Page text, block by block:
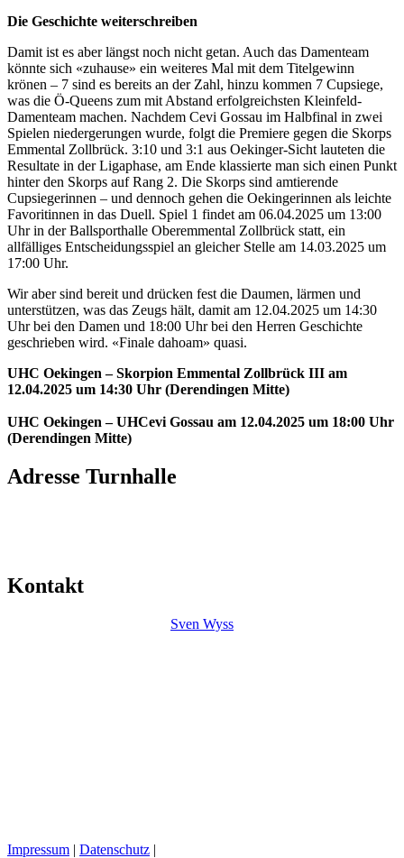
Die Geschichte weiterschreiben
Damit ist es aber längst noch nicht getan. Auch das Damenteam
könnte sich «zuhause» ein weiteres Mal mit dem Titelgewinn
krönen – 7 sind es bereits an der Zahl, hinzu kommen 7 Cupsiege,
was die Ö-Queens zum mit Abstand erfolgreichsten Kleinfeld-
Damenteam machen. Nachdem Cevi Gossau im Halbfinal in zwei
Spielen niedergerungen wurde, folgt die Premiere gegen die Skorps
Emmental Zollbrück. 3:10 und 3:1 aus Oekinger-Sicht lauteten die
Resultate in der Ligaphase, am Ende klassierte man sich einen Punkt
hinter den Skorps auf Rang 2. Die Skorps sind amtierende
Cupsiegerinnen – und dennoch gehen die Oekingerinnen als leichte
Favoritinnen in das Duell. Spiel 1 findet am 06.04.2025 um 13:00
Uhr in der Ballsporthalle Oberemmental Zollbrück statt, ein
allfälliges Entscheidungsspiel an gleicher Stelle am 14.03.2025 um
17:00 Uhr.
Wir aber sind bereit und drücken fest die Daumen, lärmen und
unterstützen, was das Zeugs hält, damit am 12.04.2025 um 14:30
Uhr bei den Damen und 18:00 Uhr bei den Herren Geschichte
geschrieben wird. «Finale dahoam» quasi.
UHC Oekingen – Skorpion Emmental Zollbrück III am
12.04.2025 um 14:30 Uhr (Derendingen Mitte)
UHC Oekingen – UHCevi Gossau am 12.04.2025 um 18:00 Uhr
(Derendingen Mitte)
Adresse Turnhalle
Kontakt
Sven Wyss
Impressum | Datenschutz |